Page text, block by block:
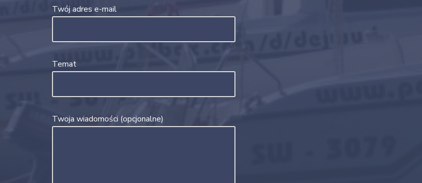
Twój adres e-mail
Temat
Twoja wiadomości (opcjonalne)